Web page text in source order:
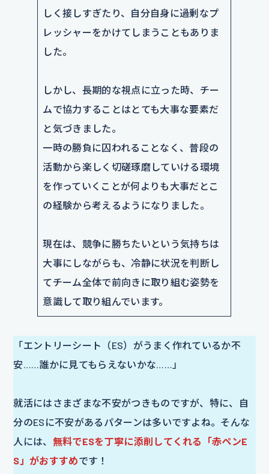
しく接しすぎたり、自分自身に過剰なプ
レッシャーをかけてしまうこともありま
した。
しかし、長期的な視点に立った時、チー
ムで協力することはとても大事な要素だ
と気づきました。
一時の勝負に囚われることなく、普段の
活動から楽しく切磋琢磨していける環境
を作っていくことが何よりも大事だとこ
の経験から考えるようになりました。
現在は、競争に勝ちたいという気持ちは
大事にしながらも、冷静に状況を判断し
てチーム全体で前向きに取り組む姿勢を
意識して取り組んでいます。
「エントリーシート（ES）がうまく作れているか不
安……誰かに見てもらえないかな……」
就活にはさまざまな不安がつきものですが、特に、自
分のESに不安があるパターンは多いですよね。そんな
人には、 無料でESを丁寧に添削してくれる「赤ペンE
S」がおすすめです！